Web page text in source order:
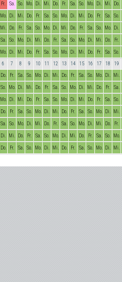
Fr. Sa. So. Mo. Di. Mi. Do. Fr. Sa. So. Mo. Di. Mi. Do.
Mo. Di. Mi. Do. Fr. Sa. So. Mo. Di. Mi. Do. Fr. Sa. So.
Mi. Do. Fr. Sa. So. Mo. Di. Mi. Do. Fr. Sa. So. Mo. Di.
Sa. So. Mo. Di. Mi. Do. Fr. Sa. So. Mo. Di. Mi. Do. Fr.
Mo. Di. Mi. Do. Fr. Sa. So. Mo. Di. Mi. Do. Fr. Sa. So.
6 7 8 9 10 11 12 13 14 15 16 17 18 19
Do. Fr. Sa. So. Mo. Di. Mi. Do. Fr. Sa. So. Mo. Di. Mi.
So. Mo. Di. Mi. Do. Fr. Sa. So. Mo. Di. Mi. Do. Fr. Sa.
Mo. Di. Mi. Do. Fr. Sa. So. Mo. Di. Mi. Do. Fr. Sa. So.
Do. Fr. Sa. So. Mo. Di. Mi. Do. Fr. Sa. So. Mo. Di. Mi.
Sa. So. Mo. Di. Mi. Do. Fr. Sa. So. Mo. Di. Mi. Do. Fr.
Di. Mi. Do. Fr. Sa. So. Mo. Di. Mi. Do. Fr. Sa. So. Mo.
Do. Fr. Sa. So. Mo. Di. Mi. Do. Fr. Sa. So. Mo. Di. Mi.